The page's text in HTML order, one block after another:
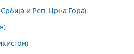
и Реп. Црна Гора)